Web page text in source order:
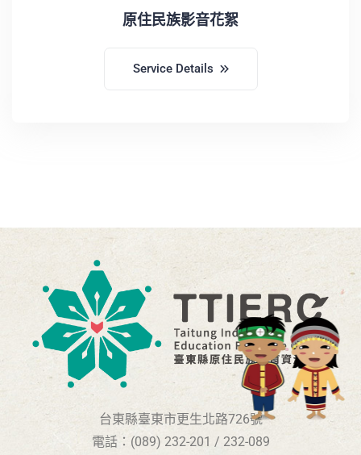
原住民族影音花絮
Service Details
台東縣臺東市更生北路726號
電話：(089) 232-201 / 232-089